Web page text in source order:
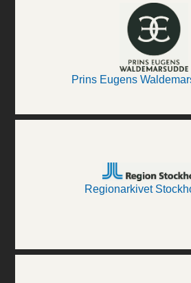
Prins Eugens
Regionarkivet